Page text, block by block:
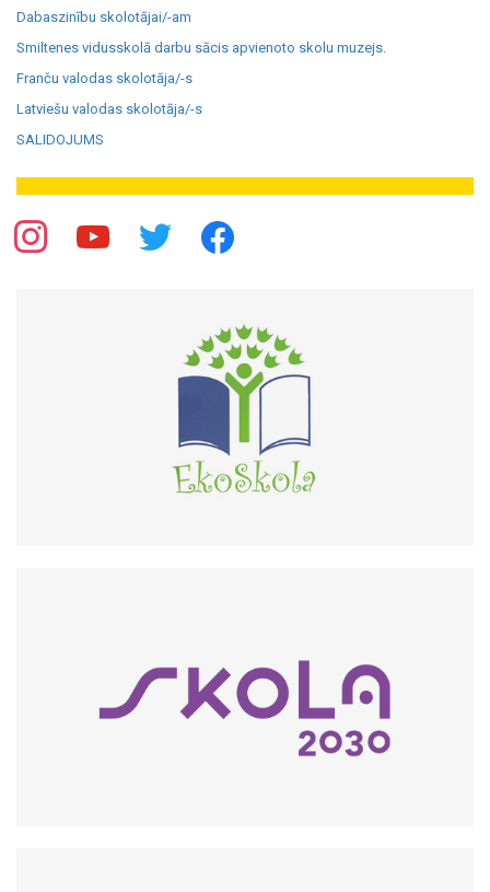
Dabaszinību skolotājai/-am
Smiltenes vidusskolā darbu sācis apvienoto skolu muzejs.
Franču valodas skolotāja/-s
Latviešu valodas skolotāja/-s
SALIDOJUMS